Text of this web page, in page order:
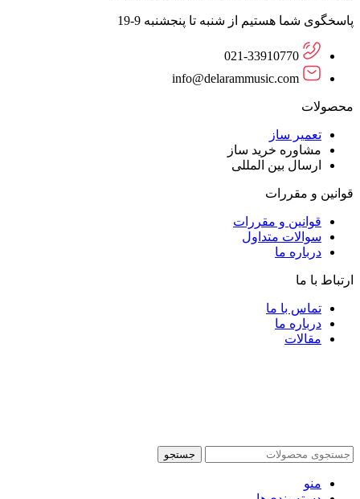
پاسخگوی شما هستیم از شنبه تا پنجشنبه 9-19
021-33910770
info@delarammusic.com
محصولات
تعمیر ساز
مشاوره خرید ساز
ارسال بین المللی
قوانین و مقررات
قوانین و مقررات
سوالات متداول
درباره ما
ارتباط با ما
تماس با ما
درباره ما
مقالات
جستجو
منو